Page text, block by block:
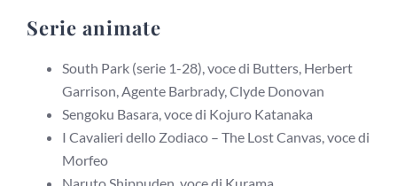
Serie animate
South Park (serie 1-28), voce di Butters, Herbert
Garrison, Agente Barbrady, Clyde Donovan
Sengoku Basara, voce di Kojuro Katanaka
I Cavalieri dello Zodiaco – The Lost Canvas, voce di
Morfeo
Naruto Shippuden, voce di Kurama